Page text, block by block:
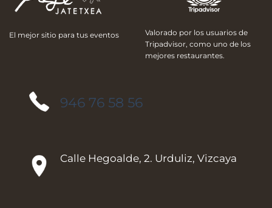
El mejor sitio para tus eventos
Valorado por los usuarios de
Tripadvisor, como uno de los
mejores restaurantes.
946 76 58 56
Calle Hegoalde, 2. Urduliz, Vizcaya